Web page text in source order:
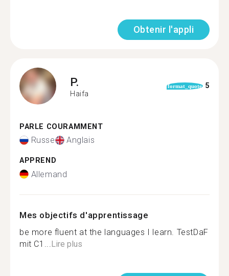
Obtenir l'appli
P.
Haifa
format_quote 5
PARLE COURAMMENT
Russe Anglais
APPREND
Allemand
Mes objectifs d'apprentissage
be more fluent at the languages I learn. TestDaF
mit C1... Lire plus